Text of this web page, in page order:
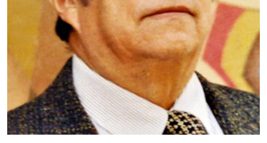
Autónoma de Guadalajara (1955), obtuvo la
Maestría (1968) y el Doctorado (1972) en Economía
en el Departamento de Economía de la Universidad
de Colorado en Boulder, E.U.A.
Leer más